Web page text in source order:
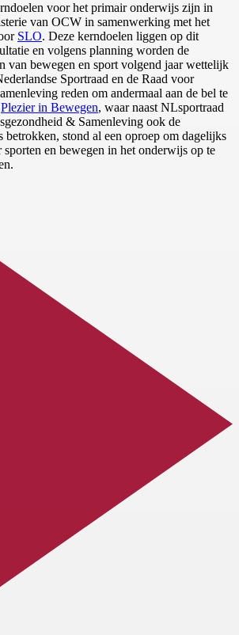
voor het primair onderwijs zijn in
van OCW in samenwerking met het
SLO. Deze kerndoelen liggen op dit
en volgens planning worden de
van bewegen en sport volgend jaar wettelijk
Sportraad en de Raad voor
reden om andermaal aan de bel te
Plezier in Bewegen, waar naast NLsportraad
& Samenleving ook de
stond al een oproep om dagelijks
sporten en bewegen in het onderwijs op te